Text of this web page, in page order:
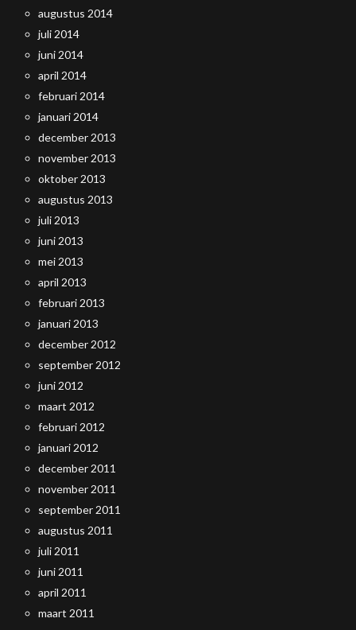
augustus 2014
juli 2014
juni 2014
april 2014
februari 2014
januari 2014
december 2013
november 2013
oktober 2013
augustus 2013
juli 2013
juni 2013
mei 2013
april 2013
februari 2013
januari 2013
december 2012
september 2012
juni 2012
maart 2012
februari 2012
januari 2012
december 2011
november 2011
september 2011
augustus 2011
juli 2011
juni 2011
april 2011
maart 2011